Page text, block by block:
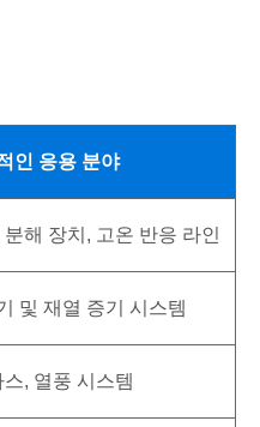
인 응용 분야
해 장치, 고온 반응 라인
및 재열 증기 시스템
스, 열풍 시스템